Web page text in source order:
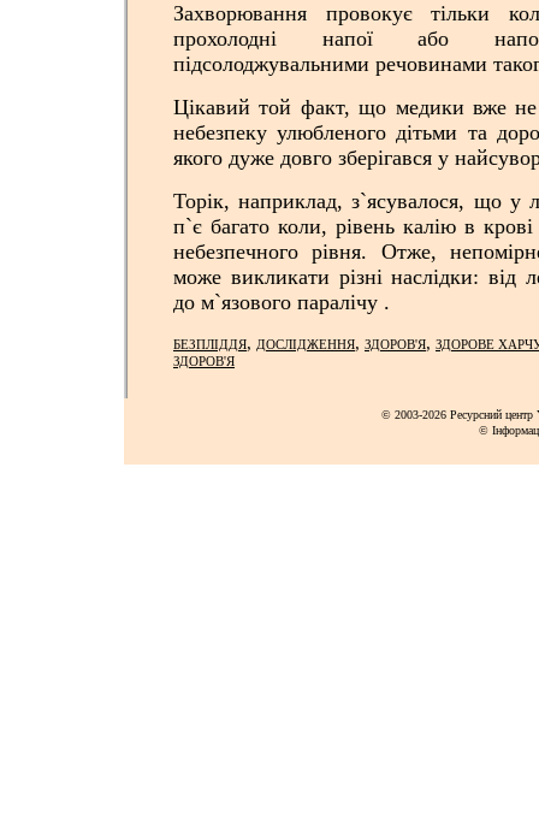
Захворювання провокує тільки
прохолодні напої або
підсолоджувальними речовинами
Цікавий той факт, що медики вже
небезпеку улюбленого дітьми та
якого дуже довго зберігався у
Торік, наприклад, з`ясувалося, що у
п`є багато коли, рівень калію в
небезпечного рівня. Отже,
може викликати різні наслідки: від
до м`язового паралічу .
БЕЗПЛІДДЯ, ДОСЛІДЖЕННЯ, ЗДОРОВ'Я, ЗДОРОВЕ
ЗДОРОВ'Я
© 2003-2026 Ресурсний
©